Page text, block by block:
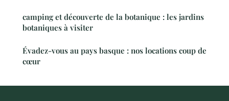
camping et découverte de la botanique : les jardins
botaniques à visiter
Évadez-vous au pays basque : nos locations coup de
cœur